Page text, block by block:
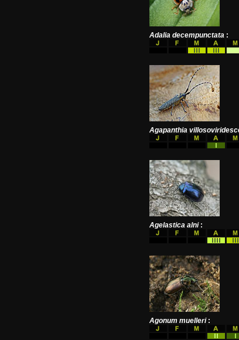
Adalia decempunctata :
Agapanthia
Agelastica alni:
Agonum muelleri: